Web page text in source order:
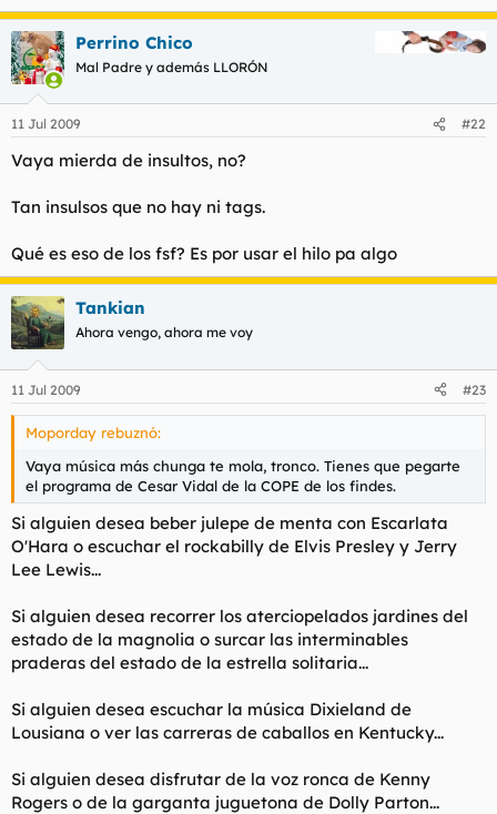
Perrino Chico
Mal Padre y además LLORÓN
11 Jul 2009 #22
Vaya mierda de insultos, no?
Tan insulsos que no hay ni tags.
Qué es eso de los fsf? Es por usar el hilo pa algo
Tankian
Ahora vengo, ahora me voy
11 Jul 2009 #23
Moporday rebuznó:
Vaya música más chunga te mola, tronco. Tienes que pegarte
el programa de Cesar Vidal de la COPE de los findes.
Si alguien desea beber julepe de menta con Escarlata
O'Hara o escuchar el rockabilly de Elvis Presley y Jerry
Lee Lewis...
Si alguien desea recorrer los aterciopelados jardines del
estado de la magnolia o surcar las interminables
praderas del estado de la estrella solitaria...
Si alguien desea escuchar la música Dixieland de
Lousiana o ver las carreras de caballos en Kentucky...
Si alguien desea disfrutar de la voz ronca de Kenny
Rogers o de la garganta juguetona de Dolly Parton...